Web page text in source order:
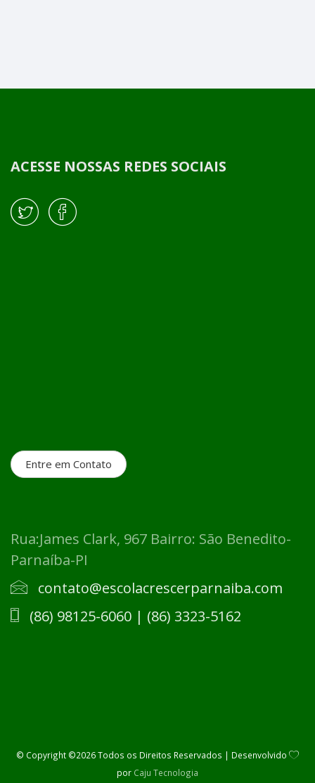
ACESSE NOSSAS REDES SOCIAIS
Entre em Contato
Rua:James Clark, 967 Bairro: São Benedito-
Parnaíba-PI
contato@escolacrescerparnaiba.com
​(86) 98125-6060 | (86) 3323-5162
© Copyright ©2026 Todos os Direitos Reservados | Desenvolvido
por Caju Tecnologia